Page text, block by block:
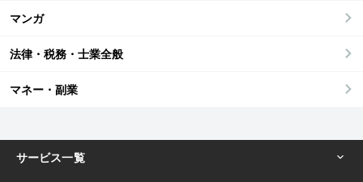
マンガ
法律・税務・士業全般
マネー・副業